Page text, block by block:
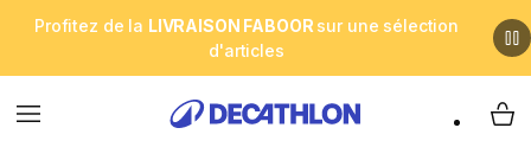
Profitez de la LIVRAISON FABOOR sur une sélection
d'articles
Menu My